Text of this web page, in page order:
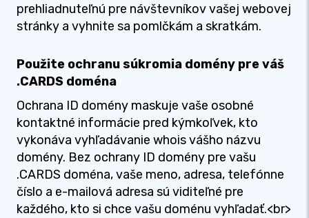
prehliadnuteľnú pre návštevníkov vašej webovej
stránky a vyhnite sa pomlčkám a skratkám.
Použite ochranu súkromia domény pre váš
.CARDS doména
Ochrana ID domény maskuje vaše osobné
kontaktné informácie pred kýmkoľvek, kto
vykonáva vyhľadávanie whois vášho názvu
domény. Bez ochrany ID domény pre vašu
.CARDS doména, vaše meno, adresa, telefónne
číslo a e-mailová adresa sú viditeľné pre
každého, kto si chce vašu doménu vyhľadať.<br>